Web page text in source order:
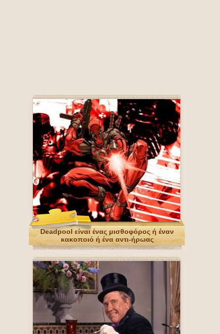
Deadpool είναι ένας μισθοφόρος ή έναν
κακοποιό ή ένα αντι-ήρωας